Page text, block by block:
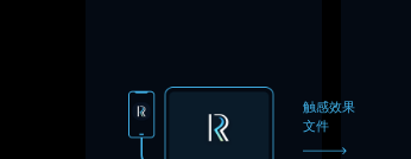
触感效果
文件